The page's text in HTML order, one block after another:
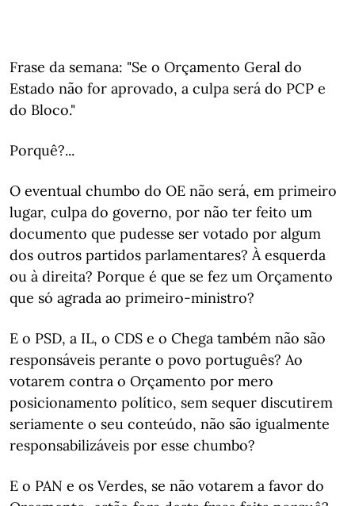
Frase da semana: "Se o Orçamento Geral do
Estado não for aprovado, a culpa será do PCP e
do Bloco."
Porquê?...
O eventual chumbo do OE não será, em primeiro
lugar, culpa do governo, por não ter feito um
documento que pudesse ser votado por algum
dos outros partidos parlamentares? À esquerda
ou à direita? Porque é que se fez um Orçamento
que só agrada ao primeiro-ministro?
E o PSD, a IL, o CDS e o Chega também não são
responsáveis perante o povo português? Ao
votarem contra o Orçamento por mero
posicionamento político, sem sequer discutirem
seriamente o seu conteúdo, não são igualmente
responsabilizáveis por esse chumbo?
E o PAN e os Verdes, se não votarem a favor do